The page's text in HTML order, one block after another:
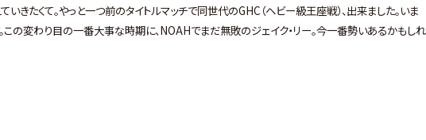
きたくて。やっと一つ前のタイトルマッチで同世代のGHC（ヘビー級王座戦）、出来ました。いま
の変わり目の一番大事な時期に、NOAHでまだ無敗のジェイク・リー。今一番勢いあるかもし